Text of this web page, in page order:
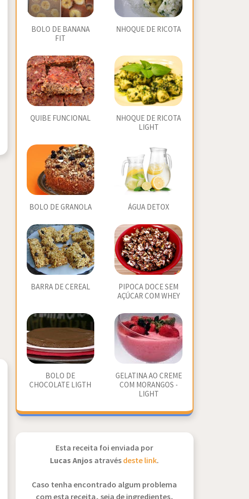
BOLO DE BANANA
FIT
NHOQUE DE RICOTA
QUIBE FUNCIONAL
NHOQUE DE RICOTA
LIGHT
BOLO DE GRANOLA ÁGUA DETOX
BARRA DE CEREAL
PIPOCA DOCE SEM
AÇÚCAR COM WHEY
BOLO DE
CHOCOLATE LIGTH
GELATINA AO CREME
COM MORANGOS -
LIGHT
Esta receita foi enviada por
Lucas Anjos atravésdeste link.
Caso tenha encontrado algum problema